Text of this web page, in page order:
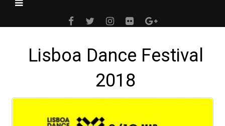
Lisboa Dance Festival
2018